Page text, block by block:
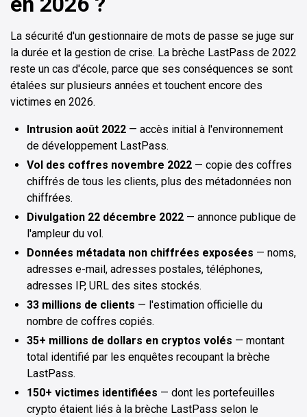
La sécurité d'un gestionnaire de mots de passe se juge sur
la durée et la gestion de crise. La brèche LastPass de 2022
reste un cas d'école, parce que ses conséquences se sont
étalées sur plusieurs années et touchent encore des
victimes en 2026.
Intrusion août 2022 — accès initial à l'environnement
de développement LastPass.
Vol des coffres novembre 2022 — copie des coffres
chiffrés de tous les clients, plus des métadonnées non
chiffrées.
Divulgation 22 décembre 2022 — annonce publique de
l'ampleur du vol.
Données métadata non chiffrées exposées — noms,
adresses e-mail, adresses postales, téléphones,
adresses IP, URL des sites stockés.
33 millions de clients — l'estimation officielle du
nombre de coffres copiés.
35+ millions de dollars en cryptos volés — montant
total identifié par les enquêtes recoupant la brèche
LastPass.
150+ victimes identifiées — dont les portefeuilles
crypto étaient liés à la brèche LastPass selon le